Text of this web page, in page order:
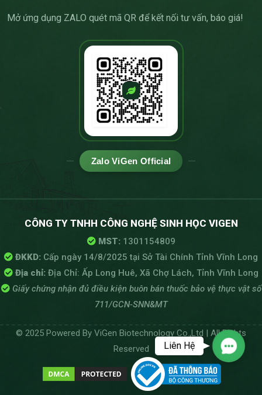
Mở ứng dụng ZALO quét mã QR để kết nối tư vấn, báo giá!
Zalo ViGen Official
CÔNG TY TNHH CÔNG NGHỆ SINH HỌC VIGEN
MST:1301154809
ĐKKD: Cấp ngày 14/8/2025 tại Sở Tài Chính Tỉnh Vĩnh Long
Địa chỉ:Địa Chỉ: Ấp Long Huê, Xã Chợ Lách, Tỉnh Vĩnh Long
Giấy chứng nhận đủ điều kiện buôn bán thuốc bảo vệ thực vật số
711/GCN-SNN&MT
© 2025 Powered By ViGen Biotechnology Co.,Ltd | All Rights
Reserved
Liên Hệ